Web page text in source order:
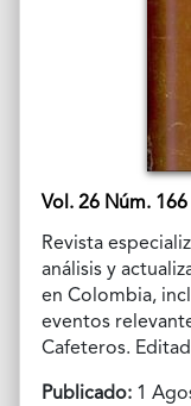
Vol. 26 Núm. 166
Revista
análisis y
en Colombia,
eventos
Cafeteros.
Publicado:1